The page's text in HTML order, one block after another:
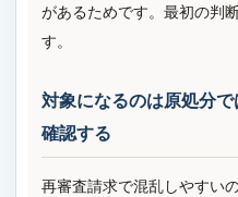
があるためです。最初の判
す。
対象になるのは原処分
確認する
再審査請求で混乱しやすい